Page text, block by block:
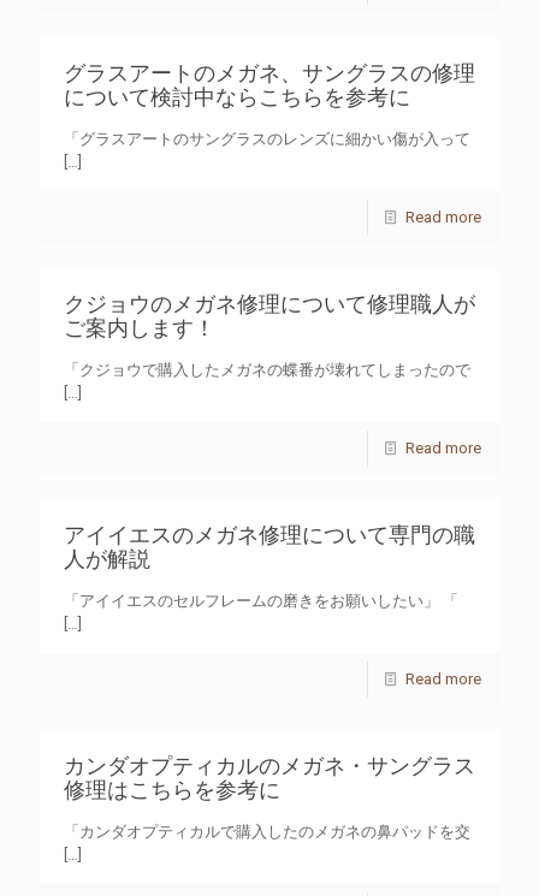
グラスアートのメガネ、サングラスの修理
について検討中ならこちらを参考に
「グラスアートのサングラスのレンズに細かい傷が入って
Read more
クジョウのメガネ修理について修理職人が
ご案内します！
「クジョウで購入したメガネの蝶番が壊れてしまったので
Read more
アイイエスのメガネ修理について専門の職
人が解説
「アイイエスのセルフレームの磨きをお願いしたい」 「
Read more
カンダオプティカルのメガネ・サングラス
修理はこちらを参考に
「カンダオプティカルで購入したのメガネの鼻パッドを交